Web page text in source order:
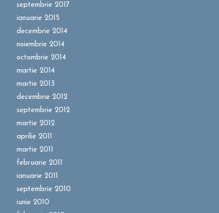
septembrie 2017
ianuarie 2015
decembrie 2014
noiembrie 2014
octombrie 2014
martie 2014
martie 2013
decembrie 2012
septembrie 2012
martie 2012
aprilie 2011
martie 2011
februarie 2011
ianuarie 2011
septembrie 2010
iunie 2010